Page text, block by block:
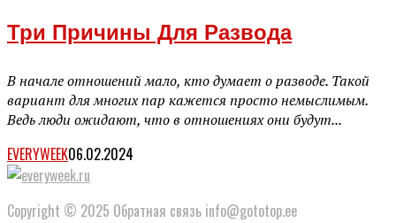
Три Причины Для Развода
В начале отношений мало, кто думает о разводе. Такой
вариант для многих пар кажется просто немыслимым.
Ведь люди ожидают, что в отношениях они будут...
EVERYWEEK06.02.2024
Copyright © 2025 Обратная связь info@gototop.ee